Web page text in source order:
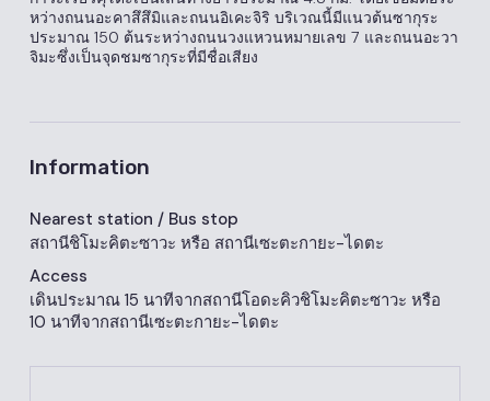
หว่างถนนอะคาสึสึมิและถนนอิเคะจิริ บริเวณนี้มีแนวต้นซากุระ
ประมาณ 150 ต้นระหว่างถนนวงแหวนหมายเลข 7 และถนนอะวา
จิมะซึ่งเป็นจุดชมซากุระที่มีชื่อเสียง
Information
Nearest station / Bus stop
สถานีชิโมะคิตะซาวะ หรือ สถานีเซะตะกายะ-ไดตะ
Access
เดินประมาณ 15 นาทีจากสถานีโอดะคิวชิโมะคิตะซาวะ หรือ
10 นาทีจากสถานีเซะตะกายะ-ไดตะ